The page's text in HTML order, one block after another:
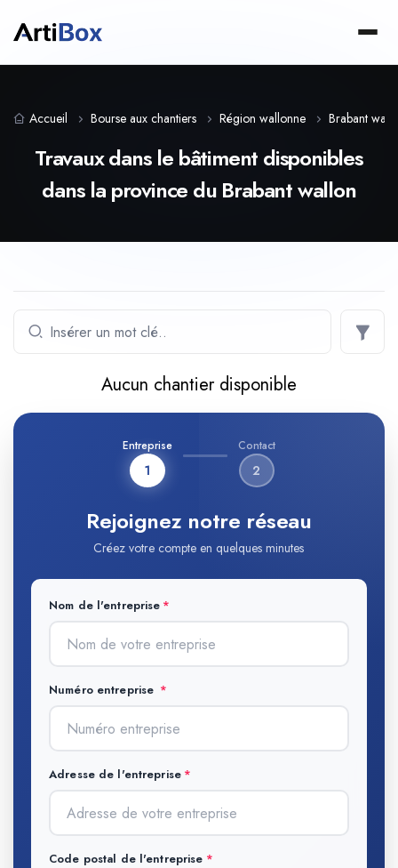
Accueil Bourse aux chantiers Région wallonne Brabant
Travaux dans le bâtiment disponibles
dans la province du Brabant wallon
Aucun chantier disponible
Entreprise
1
Contact
2
Rejoignez notre réseau
Créez votre compte en quelques minutes
Nom de l'entreprise
Numéro entreprise
Adresse de l'entreprise
Code postal de l'entreprise